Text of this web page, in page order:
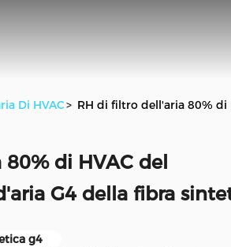
Di HVAC> RH di filtro dell'aria 80%
di HVAC del
G4 della fibra
g4